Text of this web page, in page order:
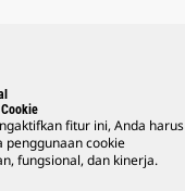
fitur ini, Anda harus
penggunaan cookie
fungsional, dan kinerja.